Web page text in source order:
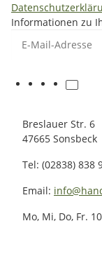
Informationen zu
Breslauer Str. 6
47665 Sonsbeck
Tel: (02838) 838
Email:
Mo, Mi, Do, Fr.